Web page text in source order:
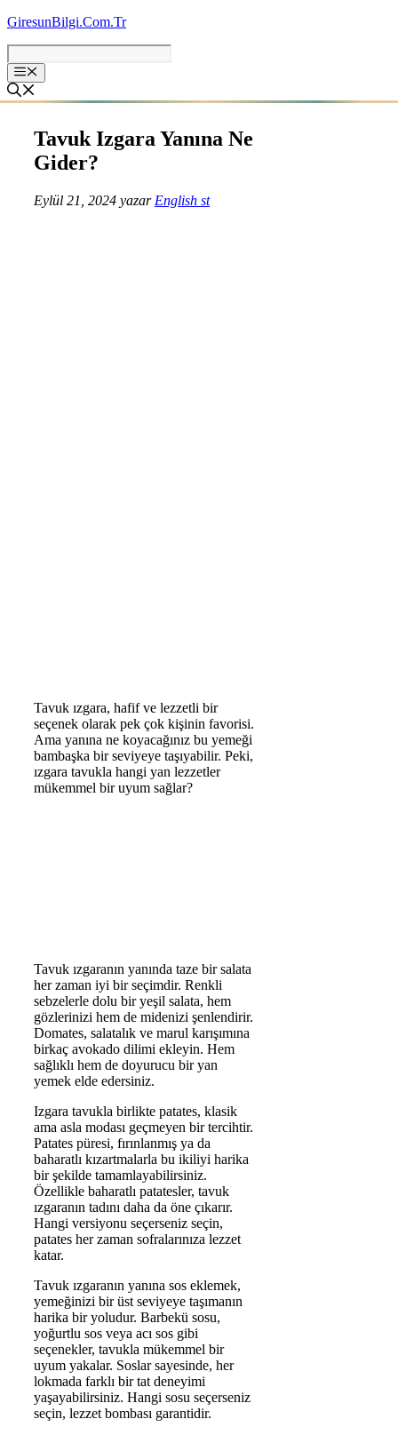
İçeriğe
GiresunBilgi.Com.Tr
Tavuk Izgara Yanına Ne
Gider?
Eylül 21, 2024 yazar English st
Tavuk ızgara, hafif ve lezzetli bir
seçenek olarak pek çok kişinin favorisi.
Ama yanına ne koyacağınız bu yemeği
bambaşka bir seviyeye taşıyabilir. Peki,
ızgara tavukla hangi yan lezzetler
mükemmel bir uyum sağlar?
Tavuk ızgaranın yanında taze bir salata
her zaman iyi bir seçimdir. Renkli
sebzelerle dolu bir yeşil salata, hem
gözlerinizi hem de midenizi şenlendirir.
Domates, salatalık ve marul karışımına
birkaç avokado dilimi ekleyin. Hem
sağlıklı hem de doyurucu bir yan
yemek elde edersiniz.
Izgara tavukla birlikte patates, klasik
ama asla modası geçmeyen bir tercihtir.
Patates püresi, fırınlanmış ya da
baharatlı kızartmalarla bu ikiliyi harika
bir şekilde tamamlayabilirsiniz.
Özellikle baharatlı patatesler, tavuk
ızgaranın tadını daha da öne çıkarır.
Hangi versiyonu seçerseniz seçin,
patates her zaman sofralarınıza lezzet
katar.
Tavuk ızgaranın yanına sos eklemek,
yemeğinizi bir üst seviyeye taşımanın
harika bir yoludur. Barbekü sosu,
yoğurtlu sos veya acı sos gibi
seçenekler, tavukla mükemmel bir
uyum yakalar. Soslar sayesinde, her
lokmada farklı bir tat deneyimi
yaşayabilirsiniz. Hangi sosu seçerseniz
seçin, lezzet bombası garantidir.